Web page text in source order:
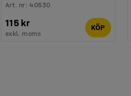
Art. nr: 40530
115 kr
exkl. moms
KÖP